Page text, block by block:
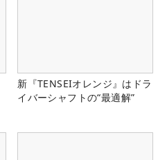
新『TENSEIオレンジ』はドラ
イバーシャフトの“最適解”